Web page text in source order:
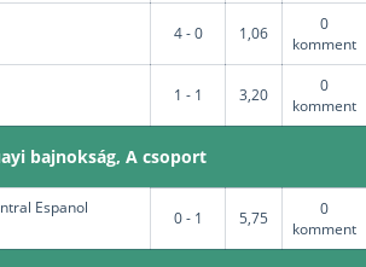
4 - 0 1,06
0
komment
1 - 1 3,20
0
komment
bajnokság, A csoport
Espanol
0 - 1 5,75
0
komment